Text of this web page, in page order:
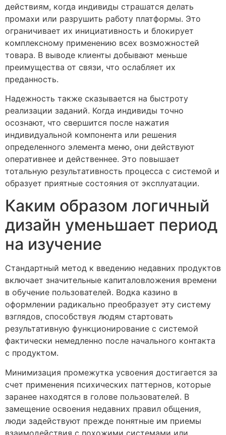
действиям, когда индивиды страшатся делать
промахи или разрушить работу платформы. Это
ограничивает их инициативность и блокирует
комплексному применению всех возможностей
товара. В выводе клиенты добывают меньше
преимущества от связи, что ослабляет их
преданность.
Надежность также сказывается на быстроту
реализации заданий. Когда индивиды точно
осознают, что свершится после нажатия
индивидуальной компонента или решения
определенного элемента меню, они действуют
оперативнее и действеннее. Это повышает
тотальную результативность процесса с системой и
образует приятные состояния от эксплуатации.
Каким образом логичный
дизайн уменьшает период
на изучение
Стандартный метод к введению недавних продуктов
включает значительные капиталовложения времени
в обучение пользователей. Водка казино в
оформлении радикально преобразует эту систему
взглядов, способствуя людям стартовать
результативную функционирование с системой
фактически немедленно после начального контакта
с продуктом.
Минимизация промежутка усвоения достигается за
счет применения психических паттернов, которые
заранее находятся в голове пользователей. В
замещение освоения недавних правил общения,
люди задействуют прежде понятные им приемы
взаимодействия с похожими системами или